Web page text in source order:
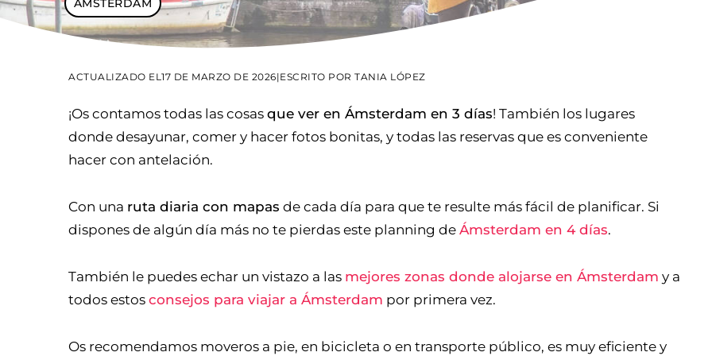
ACTUALIZADO EL17 DE MARZO DE 2026|ESCRITO PORTANIA LÓPEZ
¡Os contamos todas las cosasque ver en Ámsterdam en 3 días! También los lugares
donde desayunar, comer y hacer fotos bonitas, y todas las reservas que es conveniente
hacer con antelación.
Con una ruta diaria con mapas de cada día para que te resulte más fácil de planificar. Si
dispones de algún día más no te pierdas este planning deÁmsterdam en 4 días.
También le puedes echar un vistazo a las mejores zonas donde alojarse en Ámsterdam y a
todos estosconsejos para viajar a Ámsterdam por primera vez.
Os recomendamos moveros a pie, en bicicleta o en transporte público, es muy eficiente y